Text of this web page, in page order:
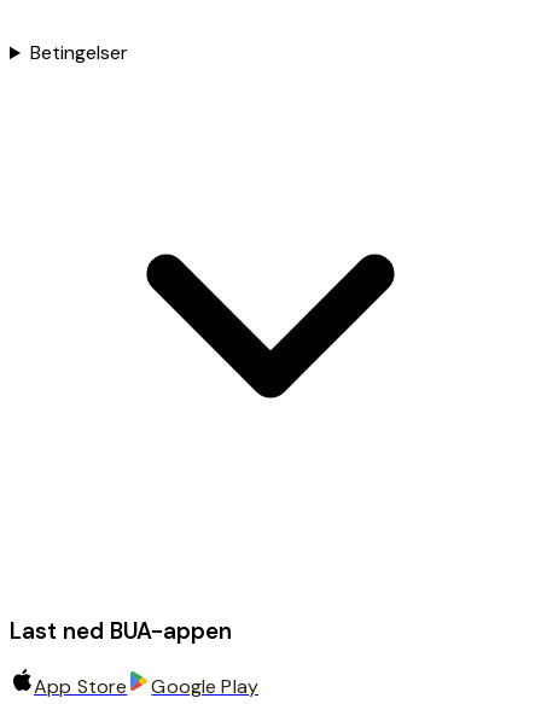
Betingelser
Last ned BUA-appen
App Store Google Play